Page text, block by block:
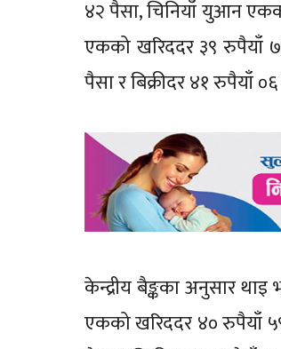
४२ पैसा, चिनियाँ युआन
एकको खरिददर ३९ रुपैयाँ
पैसा र बिक्रीदर ४१ रुपैयाँ
केन्द्रीय बैङ्कका अनुसार
एकको खरिददर ४० रुपैयाँ